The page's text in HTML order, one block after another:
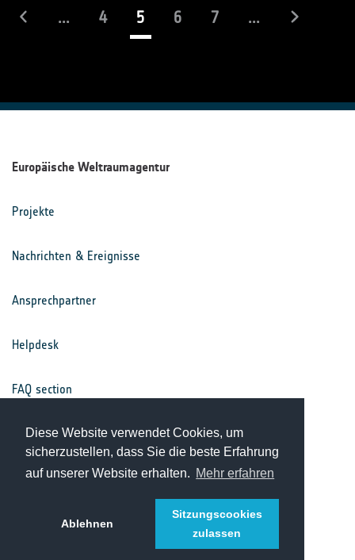
Diese Website verwendet Cookies, um
sicherzustellen, dass Sie die beste Erfahrung
auf unserer Website erhalten. Mehr erfahren
Ablehnen
Sitzungscookies
zulassen
... 4 5(laufend)
6 7 ...
Europäische Weltraumagentur
Projekte
Nachrichten & Ereignisse
Ansprechpartner
Helpdesk
FAQ section
Nutzungsbedingungen
Datenschutz